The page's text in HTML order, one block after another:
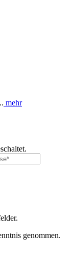
mehr
genommen.